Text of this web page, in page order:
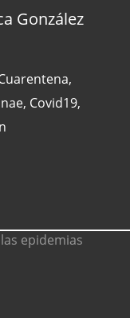
González
,
, Covid19,